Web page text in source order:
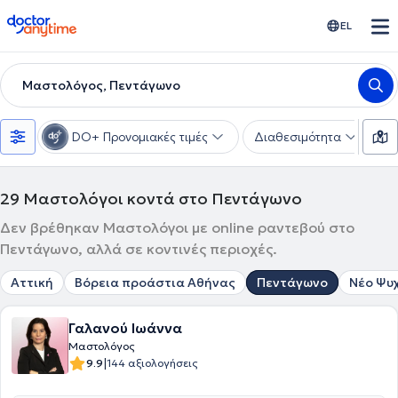
doctoranytime EL
Μαστολόγος, Πεντάγωνο
DO+ Προνομιακές τιμές Διαθεσιμότητα
29 Μαστολόγοι κοντά στο Πεντάγωνο
Δεν βρέθηκαν Μαστολόγοι με online ραντεβού στο
Πεντάγωνο, αλλά σε κοντινές περιοχές.
Αττική Βόρεια προάστια Αθήνας Πεντάγωνο Νέο
Γαλανού Ιωάννα
Μαστολόγος
9.9|144 αξιολογήσεις